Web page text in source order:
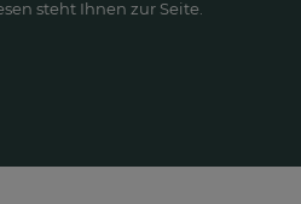
steht Ihnen zur Seite.